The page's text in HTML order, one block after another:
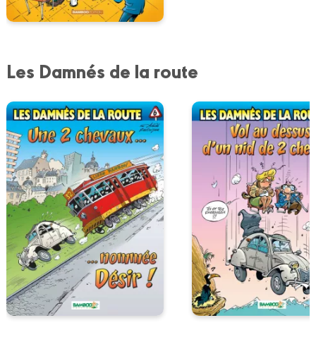
Les Damnés de la route